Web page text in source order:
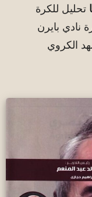
تحليل للكرة
نادي بايرن
الكروي